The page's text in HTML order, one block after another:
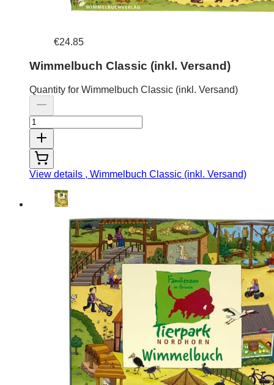
€24.85
Wimmelbuch Classic (inkl. Versand)
Quantity for Wimmelbuch Classic (inkl. Versand)
View details , Wimmelbuch Classic (inkl. Versand)